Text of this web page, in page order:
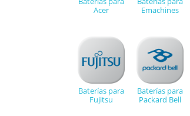
Acer
Emachines
Baterías para
Fujitsu
Baterías para
Packard Bell